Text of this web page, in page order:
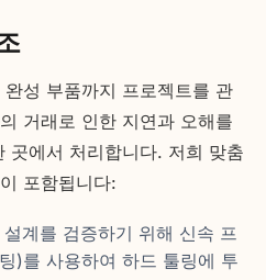
성 부품까지 프로젝트를 관
거래로 인한 지연과 오해를
곳에서 처리합니다. 저희 맞춤
포함됩니다:
설계를 검증하기 위해 신속 프
)를 사용하여 하드 툴링에 투